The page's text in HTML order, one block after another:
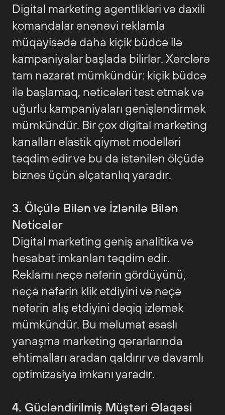
Digital marketing agentlikləri və daxili
komandalar ənənəvi reklamla
müqayisədə daha kiçik büdcə ilə
kampaniyalar başlada bilirlər. Xərclərə
tam nəzarət mümkündür: kiçik büdcə
ilə başlamaq, nəticələri test etmək və
uğurlu kampaniyaları genişləndirmək
mümkündür. Bir çox digital marketing
kanalları elastik qiymət modelləri
təqdim edir və bu da istənilən ölçüdə
biznes üçün əlçatanlıq yaradır.
3. Ölçülə Bilən və İzlənilə Bilən
Nəticələr
Digital marketing geniş analitika və
hesabat imkanları təqdim edir.
Reklamı neçə nəfərin gördüyünü,
neçə nəfərin klik etdiyini və neçə
nəfərin alış etdiyini dəqiq izləmək
mümkündür. Bu məlumat əsaslı
yanaşma marketing qərarlarında
ehtimalları aradan qaldırır və davamlı
optimizasiya imkanı yaradır.
4. Gücləndirilmiş Müştəri Əlaqəsi